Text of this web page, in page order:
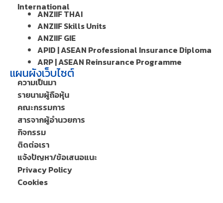
International
ANZIIF THAI
ANZIIF Skills Units
ANZIIF GIE
APID | ASEAN Professional Insurance Diploma
ARP | ASEAN Reinsurance Programme
แผนผังเว็บไซต์
ความเป็นมา
รายนามผู้ถือหุ้น
คณะกรรมการ
สารจากผู้อำนวยการ
กิจกรรม
ติดต่อเรา
แจ้งปัญหา/ข้อเสนอแนะ
Privacy Policy
Cookies